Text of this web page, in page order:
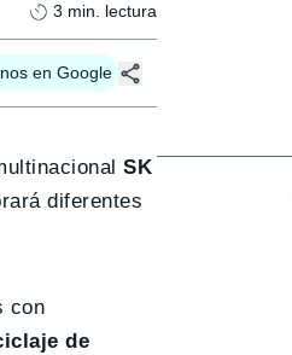
3 min. lectura
en Google
SK
diferentes
con
de